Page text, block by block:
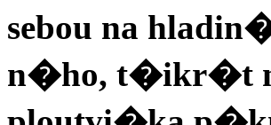
sebou na
n�ho, t�ikr�t